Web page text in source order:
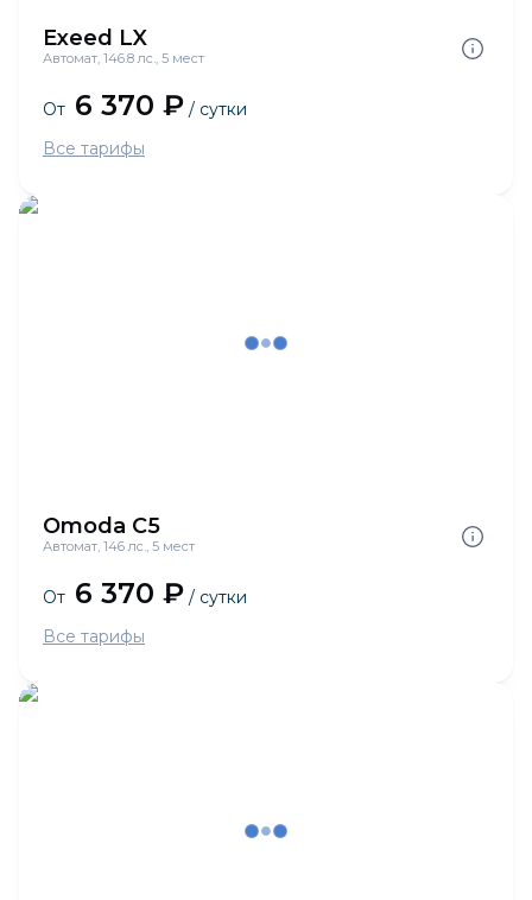
Exeed LX
Автомат, 146.8 лс., 5 мест
От 6 370 ₽ / сутки
Все тарифы
Omoda C5
Автомат, 146 лс., 5 мест
От 6 370 ₽ / сутки
Все тарифы